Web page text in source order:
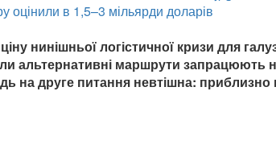
оцінили в 1,5–3 мільярди доларів
нинішньої логістичної кризи для
альтернативні маршрути запрацюють
на друге питання невтішна: